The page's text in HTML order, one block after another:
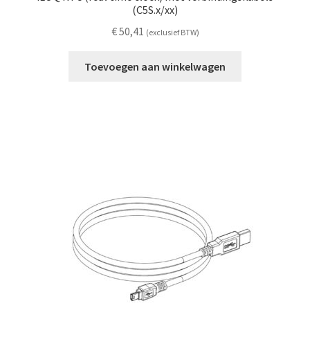
(C5S.x/xx)
€50,41 (exclusief BTW)
Toevoegen aan winkelwagen